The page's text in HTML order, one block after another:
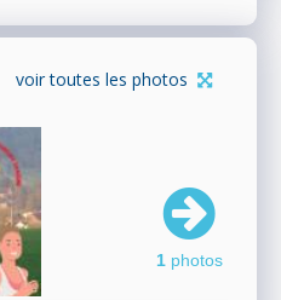
voir toutes les photos
1 photos